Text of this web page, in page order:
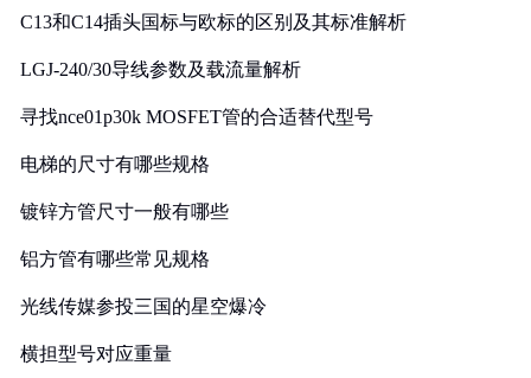
C13和C14插头国标与欧标的区别及其标准解析
LGJ-240/30导线参数及载流量解析
寻找nce01p30k MOSFET管的合适替代型号
电梯的尺寸有哪些规格
镀锌方管尺寸一般有哪些
铝方管有哪些常见规格
光线传媒参投三国的星空爆冷
横担型号对应重量